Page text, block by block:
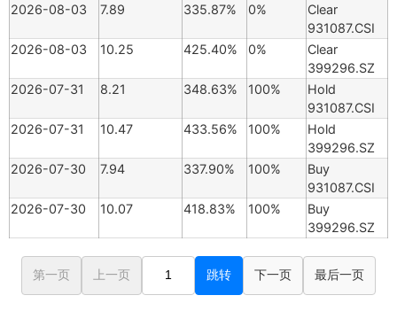
2026-08-03
7.89 335.87% 0%
Clear
931087.CSI
2026-08-03
10.25 425.40% 0%
Clear
399296.SZ
2026-07-31
8.21 348.63% 100%
Hold
931087.CSI
2026-07-31
10.47 433.56% 100%
Hold
399296.SZ
2026-07-30
7.94 337.90% 100%
Buy
931087.CSI
2026-07-30
10.07 418.83% 100%
Buy
399296.SZ
第一页 上一页 跳转 下一页 最后一页